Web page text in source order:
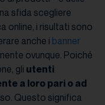
sfida scegliere
online, i risultati sono
anche i banner
ovunque. Poiché
gli utenti
a loro pari o ad
Questo significa